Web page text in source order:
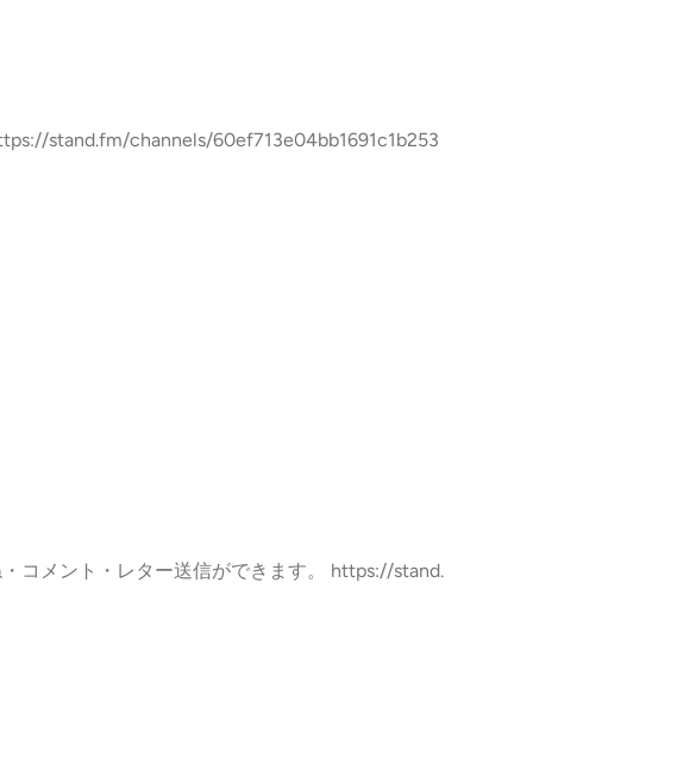
stand.fm/channels/60ef713e04bb1691c1b253
メント・レター送信ができます。 https://stand.